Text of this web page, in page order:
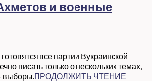
и военные
все партии Вукраинской
писать только о нескольких темах,
выборы. ПРОДОЛЖИТЬ ЧТЕНИЕ